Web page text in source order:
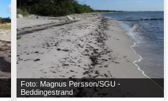
Foto: Magnus Persson/SGU -
Beddingestrand